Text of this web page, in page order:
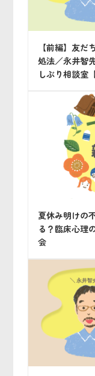
【前編】友
処法／永井智
しぶり相談室
夏休み明けの
る？臨床心理
会